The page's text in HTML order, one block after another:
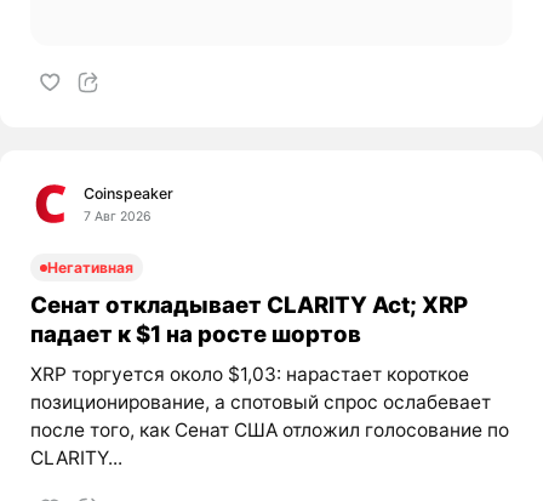
Coinspeaker
7 Авг 2026
Негативная
Сенат откладывает CLARITY Act; XRP
падает к $1 на росте шортов
XRP торгуется около $1,03: нарастает короткое
позиционирование, а спотовый спрос ослабевает
после того, как Сенат США отложил голосование по
CLARITY...